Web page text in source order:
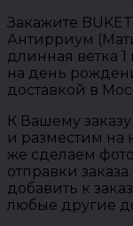
Закажите
Антирриум
длинная ветка
на день
доставкой в
К Вашему
и разместим на
же сделаем
отправки
добавить к
любые другие